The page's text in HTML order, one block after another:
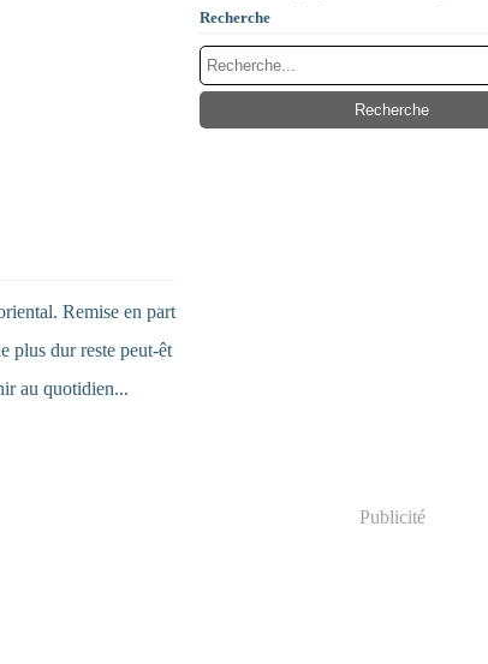
Remise en part
plus dur reste peut-êt
au quotidien...
Recherche
Publicité